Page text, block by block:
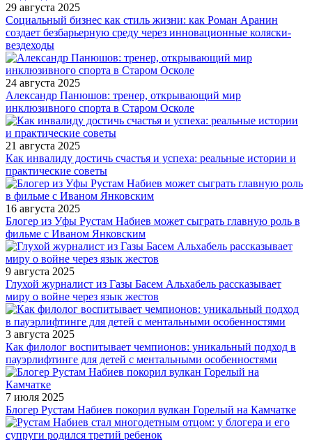
29 августа 2025
Социальный бизнес как стиль жизни: как Роман Аранин
создает безбарьерную среду через инновационные коляски-
вездеходы
24 августа 2025
Александр Панюшов: тренер, открывающий мир
инклюзивного спорта в Старом Осколе
21 августа 2025
Как инвалиду достичь счастья и успеха: реальные истории и
практические советы
16 августа 2025
Блогер из Уфы Рустам Набиев может сыграть главную роль в
фильме с Иваном Янковским
9 августа 2025
Глухой журналист из Газы Басем Альхабель рассказывает
миру о войне через язык жестов
3 августа 2025
Как филолог воспитывает чемпионов: уникальный подход в
пауэрлифтинге для детей с ментальными особенностями
7 июля 2025
Блогер Рустам Набиев покорил вулкан Горелый на Камчатке